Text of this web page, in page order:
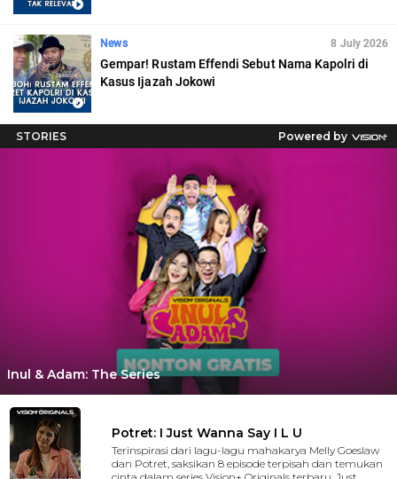
News 8 July 2026
Gempar! Rustam Effendi Sebut Nama Kapolri di
Kasus Ijazah Jokowi